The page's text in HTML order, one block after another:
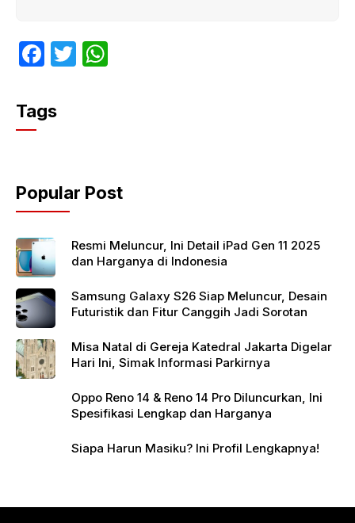
F
c
e
o
o
k
T
p
p
Tags
Popular Post
Resmi Meluncur, Ini Detail iPad Gen 11 2025
dan Harganya di Indonesia
Samsung Galaxy S26 Siap Meluncur, Desain
Futuristik dan Fitur Canggih Jadi Sorotan
Misa Natal di Gereja Katedral Jakarta Digelar
Hari Ini, Simak Informasi Parkirnya
Oppo Reno 14 & Reno 14 Pro Diluncurkan, Ini
Spesifikasi Lengkap dan Harganya
Siapa Harun Masiku? Ini Profil Lengkapnya!